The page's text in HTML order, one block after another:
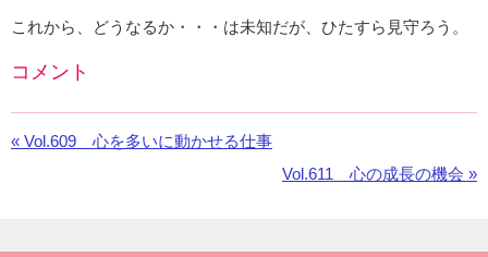
これから、どうなるか・・・は未知だが、ひたすら見守ろう。
コメント
コ
« 前
Vol.609 心を多いに動かせる仕事
次
Vol.611 心の成長の機会 »